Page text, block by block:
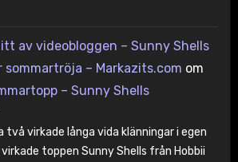
av videobloggen – Sunny Shells
sommartröja – Markazits.com om
– Sunny Shells
två virkade långa vida klänningar i egen
toppen Sunny Shells från Hobbii